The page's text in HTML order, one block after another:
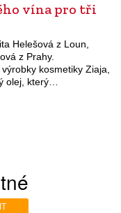
vína pro tři
Helešová z Loun,
z Prahy.
kosmetiky Ziaja,
olej, který…